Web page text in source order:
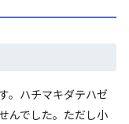
。ハチマキダテハゼ
んでした。ただし小